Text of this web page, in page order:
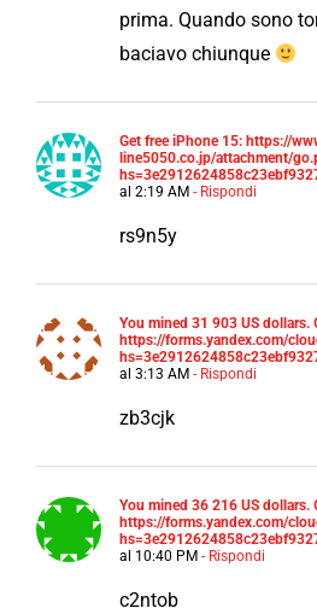
prima. Quando sono
baciavo chiunque
Get free iPhone 15: https://
line5050.co.jp/attachment/
al 2:19 AM - Rispondi
rs9n5y
You mined 31 903 US dollars.
https://forms.yandex.com/
al 3:13 AM - Rispondi
zb3cjk
You mined 36 216 US dollars.
https://forms.yandex.com/
al 10:40 PM - Rispondi
c2ntob